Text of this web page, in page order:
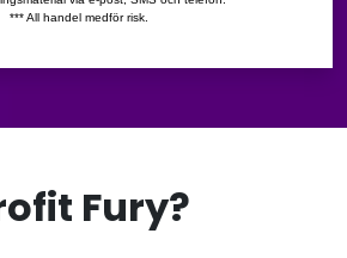
Fury?